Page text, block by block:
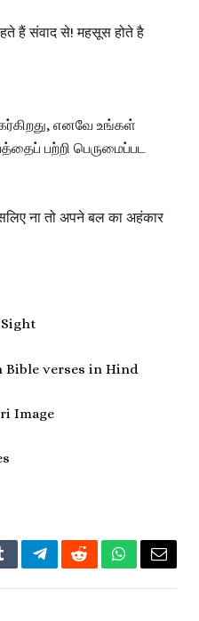
हैं संवाद से! महसूस होते है
எனவே உங்கள்
பற்றி பெருமைப்பட
ना तो अपने बल का अहंकार
Bible verses in Hind
Image
TelegramRedditWhatsApp
Email